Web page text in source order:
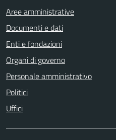
Aree amministrative
Documenti e dati
Enti e fondazioni
Organi di governo
Personale amministrativo
Politici
Uffici